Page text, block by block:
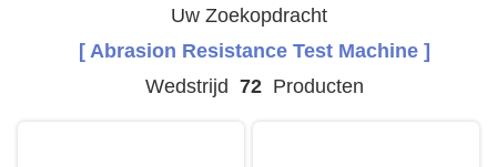
Uw Zoekopdracht
[ Abrasion Resistance Test Machine ]
Wedstrijd 72Producten